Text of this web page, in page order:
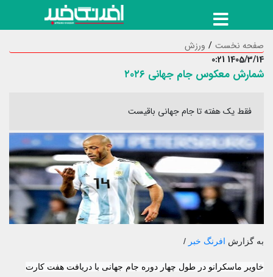
صفحه نخست
ورزش
1405/3/14 0:21
شمارش معکوس جام جهانی ۲۰۲۶
فقط یک هفته تا جام جهانی باقیست
به گزارش افرنگ خبر /
خاویر ماسکرانو در طول چهار دوره جام جهانی با دریافت هفت کارت